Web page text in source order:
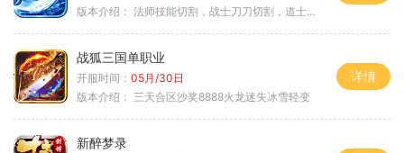
版本介绍： 法师技能切割，战士刀刀切割，道士宠物秒怪
战狐三国单职业
开服时间： 05月/30日
版本介绍： 三天合区沙奖8888火龙迷失冰雪轻变
详情
新醉梦录